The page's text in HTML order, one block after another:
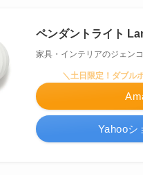
ペンダントライト
家具・インテリアのジェンコ
＼土日限定！ダブル
Yahooシ